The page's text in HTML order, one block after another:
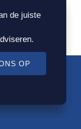
de juiste
OP